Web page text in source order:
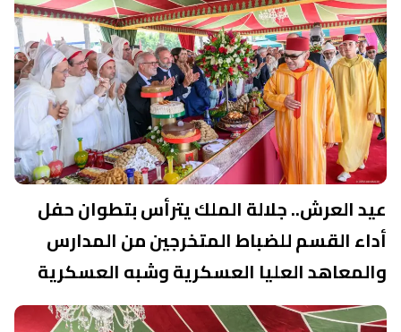
عيد العرش.. جلالة الملك يترأس بتطوان حفل
أداء القسم للضباط المتخرجين من المدارس
والمعاهد العليا العسكرية وشبه العسكرية